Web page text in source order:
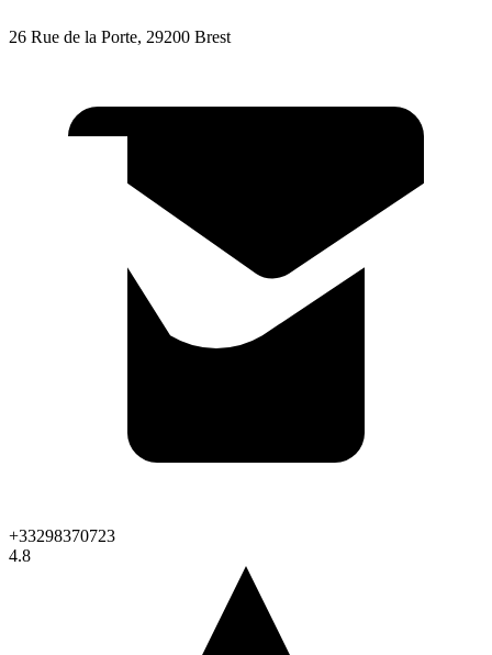
26 Rue de la Porte, 29200 Brest
+33298370723
4.8